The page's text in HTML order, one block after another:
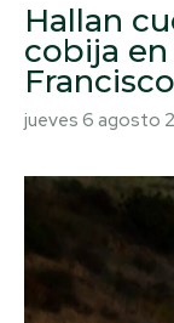
Hallan
cobija en
Francisco
jueves 6 agosto